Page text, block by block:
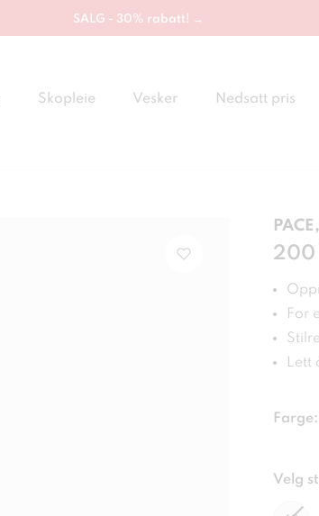
SALG - 30% rabatt! →
Skopleie Vesker Nedsatt pris
Pris:
200
For
Lett
Farge:
Velg